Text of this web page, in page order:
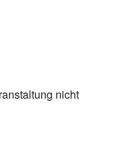
nicht